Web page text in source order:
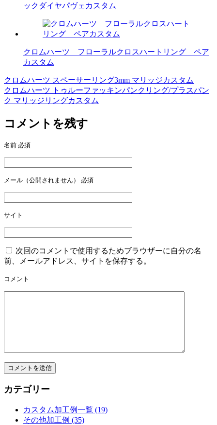
ックダイヤパヴェカスタム
クロムハーツ フローラルクロスハートリング ペア
カスタム
投
稿
ビ
ゲ
ー
シ
ョ
ン
クロムハーツ スペーサーリング3mm マリッジカスタム
クロムハーツ トゥルーファッキンパンクリング/プラスパン
ク マリッジリングカスタム
コメントを残す
名前 必須
メール（公開されません） 必須
サイト
次回のコメントで使用するためブラウザーに自分の名
前、メールアドレス、サイトを保存する。
コメント
カテゴリー
カスタム加工例一覧 (19)
その他加工例 (35)